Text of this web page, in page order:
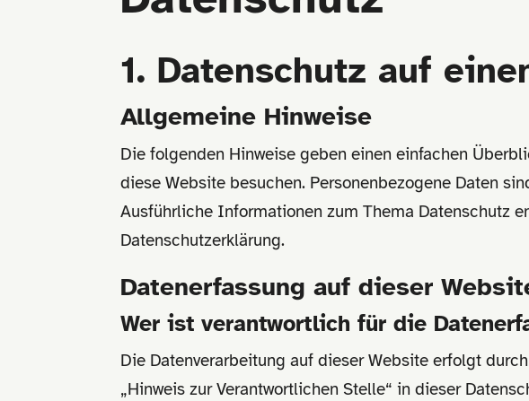
1. Datenschutz auf
Allgemeine Hinweise
Die folgenden Hinweise geben einen einfachen
diese Website besuchen. Personenbezogene Daten
Ausführliche Informationen zum Thema Datenschutz
Datenschutzerklärung.
Datenerfassung auf dieser
Wer ist verantwortlich für die
Die Datenverarbeitung auf dieser Website erfolgt
„Hinweis zur Verantwortlichen Stelle“ in dieser